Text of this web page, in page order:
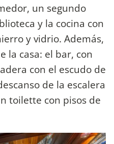
un segundo
y la cocina con
y vidrio. Además,
la casa: el bar, con
con el escudo de
de la escalera
toilette con pisos de